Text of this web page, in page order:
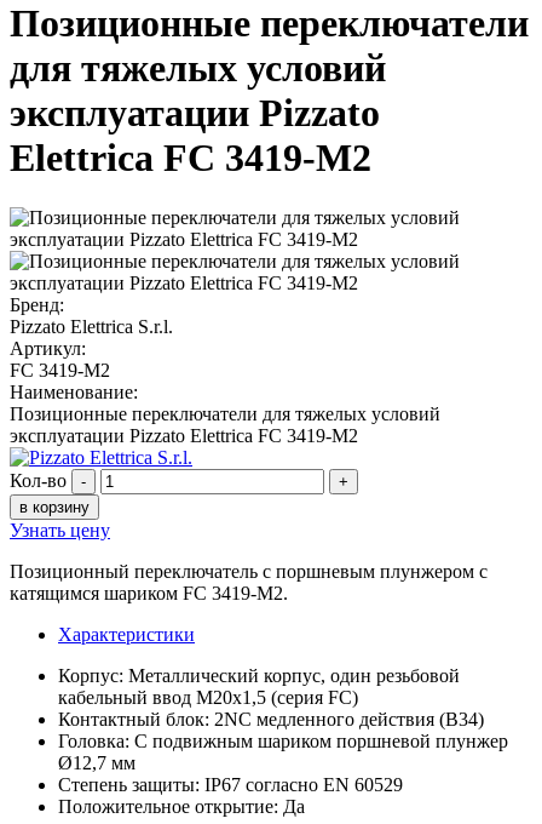
Позиционные переключатели
для тяжелых условий
эксплуатации Pizzato
Elettrica FC 3419-M2
Бренд:
Pizzato Elettrica S.r.l.
Артикул:
FC 3419-M2
Наименование:
Позиционные переключатели для тяжелых условий
эксплуатации Pizzato Elettrica FC 3419-M2
Кол-во -
+
в корзину
Узнать цену
Позиционный переключатель с поршневым плунжером с
катящимся шариком FC 3419-M2.
Характеристики
Корпус: Металлический корпус, один резьбовой
кабельный ввод M20x1,5 (серия FC)
Контактный блок: 2NC медленного действия (B34)
Головка: С подвижным шариком поршневой плунжер
Ø12,7 мм
Степень защиты: IP67 согласно EN 60529
Положительное открытие: Да